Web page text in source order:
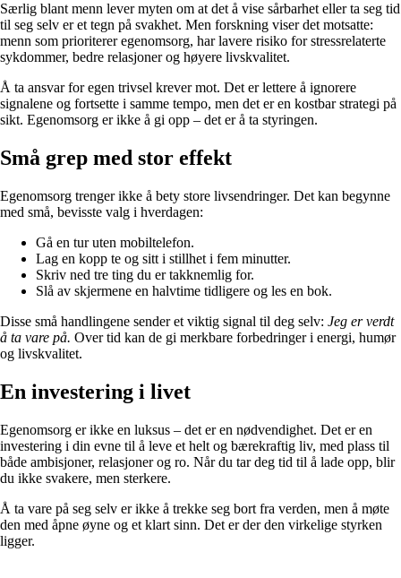
Særlig blant menn lever myten om at det å vise sårbarhet eller ta seg tid
til seg selv er et tegn på svakhet. Men forskning viser det motsatte:
menn som prioriterer egenomsorg, har lavere risiko for stressrelaterte
sykdommer, bedre relasjoner og høyere livskvalitet.
Å ta ansvar for egen trivsel krever mot. Det er lettere å ignorere
signalene og fortsette i samme tempo, men det er en kostbar strategi på
sikt. Egenomsorg er ikke å gi opp – det er å ta styringen.
Små grep med stor effekt
Egenomsorg trenger ikke å bety store livsendringer. Det kan begynne
med små, bevisste valg i hverdagen:
Gå en tur uten mobiltelefon.
Lag en kopp te og sitt i stillhet i fem minutter.
Skriv ned tre ting du er takknemlig for.
Slå av skjermene en halvtime tidligere og les en bok.
Disse små handlingene sender et viktig signal til deg selv: Jeg er verdt
å ta vare på. Over tid kan de gi merkbare forbedringer i energi, humør
og livskvalitet.
En investering i livet
Egenomsorg er ikke en luksus – det er en nødvendighet. Det er en
investering i din evne til å leve et helt og bærekraftig liv, med plass til
både ambisjoner, relasjoner og ro. Når du tar deg tid til å lade opp, blir
du ikke svakere, men sterkere.
Å ta vare på seg selv er ikke å trekke seg bort fra verden, men å møte
den med åpne øyne og et klart sinn. Det er der den virkelige styrken
ligger.